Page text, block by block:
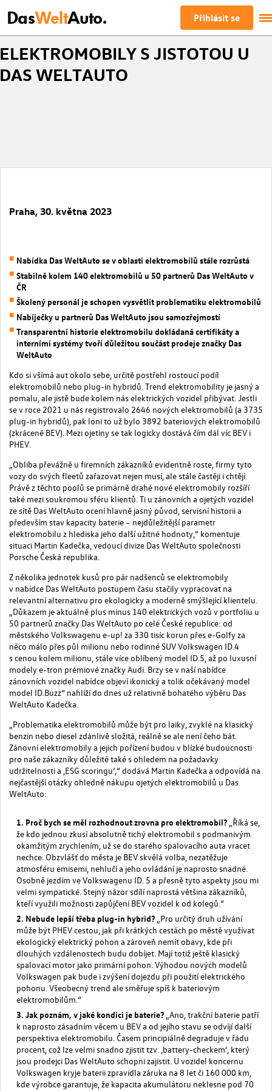
DasWeltAuto. Přihlásit se
ELEKTROMOBILY S JISTOTOU U
DAS WELTAUTO
Praha, 30. května 2023
Nabídka Das WeltAuto se v oblasti elektromobilů stále rozrůstá
Stabilně kolem 140 elektromobilů u 50 partnerů Das WeltAuto v
ČR
Školený personál je schopen vysvětlit problematiku elektromobilů
Nabíječky u partnerů Das WeltAuto jsou samozřejmostí
Transparentní historie elektromobilu dokládaná certifikáty a
interními systémy tvoří důležitou součást prodeje značky Das
WeltAuto
Kdo si všímá aut okolo sebe, určitě postřehl rostoucí podíl
elektromobilů nebo plug-in hybridů. Trend elektromobility je jasný a
pomalu, ale jistě bude kolem nás elektrických vozidel přibývat. Jestli
se v roce 2021 u nás registrovalo 2646 nových elektromobilů (a 3735
plug-in hybridů), pak loni to už bylo 3892 bateriových elektromobilů
(zkráceně BEV). Mezi ojetiny se tak logicky dostává čím dál víc BEV i
PHEV.
„Obliba převážně u firemních zákazníků evidentně roste, firmy tyto
vozy do svých fleetů zařazovat nejen musí, ale stále častěji i chtějí.
Právě z těchto poolů se primárně drahé nové elektromobily rozšíří
také mezi soukromou sféru klientů. Ti u zánovních a ojetých vozidel
ze sítě Das WeltAuto ocení hlavně jasný původ, servisní historii a
především stav kapacity baterie – nejdůležitější parametr
elektromobilu z hlediska jeho další užitné hodnoty,“ komentuje
situaci Martin Kadečka, vedoucí divize Das WeltAuto společnosti
Porsche Česká republika.
Z několika jednotek kusů pro pár nadšenců se elektromobily
v nabídce Das WeltAuto postupem času stačily vypracovat na
relevantní alternativu pro ekologicky a moderně smýšlející klientelu.
„Důkazem je aktuálně plus minus 140 elektrických vozů v portfoliu u
50 partnerů značky Das WeltAuto po celé České republice: od
městského Volkswagenu e-up! za 330 tisíc korun přes e-Golfy za
něco málo přes půl milionu nebo rodinné SUV Volkswagen ID.4
s cenou kolem milionu, stále více oblíbený model ID.5, až po luxusní
modely e-tron prémiové značky Audi. Brzy se v naší nabídce
zánovních vozidel nabídce objeví ikonický a tolik očekávaný model
model ID.Buzz“ nahlíží do dnes už relativně bohatého výběru Das
WeltAuto Kadečka.
„Problematika elektromobilů může být pro laiky, zvyklé na klasický
benzin nebo diesel zdánlivě složitá, reálně se ale není čeho bát.
Zánovní elektromobily a jejich pořízení budou v blízké budoucnosti
pro naše zákazníky důležité také s ohledem na požadavky
udržitelnosti a ‚ESG scoringu‘,“ dodává Martin Kadečka a odpovídá na
nejčastější otázky ohledně nákupu ojetých elektromobilů u Das
WeltAuto:
Proč bych se měl rozhodnout zrovna pro elektromobil? „Říká se,
že kdo jednou zkusí absolutně tichý elektromobil s podmanivým
okamžitým zrychlením, už se do starého spalovacího auta vracet
nechce. Obzvlášť do města je BEV skvělá volba, nezatěžuje
atmosféru emisemi, nehlučí a jeho ovládání je naprosto snadné.
Osobně jezdím ve Volkswagenu ID. 5 a přesně tyto aspekty jsou mi
velmi sympatické. Stejný názor sdílí naprostá většina zákazníků,
kteří využili možnosti zapůjčení BEV vozidel k od kolegů.“
Nebude lepší třeba plug-in hybrid? „Pro určitý druh užívání
může být PHEV cestou, jak při krátkých cestách po městě využívat
ekologický elektrický pohon a zároveň nemít obavy, kde při
dlouhých vzdálenostech budu dobíjet. Mají totiž ještě klasický
spalovací motor jako primární pohon. Výhodou nových modelů
Volkswagen pak bude i zvýšení dojezdu při použití elektrického
pohonu. Všeobecný trend ale směřuje spíš k bateriovým
elektromobilům.“
Jak poznám, v jaké kondici je baterie? „Ano, trakční baterie patří
k naprosto zásadním věcem u BEV a od jejího stavu se odvíjí další
perspektiva elektromobilu. Časem principiálně degraduje v řádu
procent, což lze velmi snadno zjistit tzv. ‚battery-checkem‘, který
jsou prodejci Das WeltAuto schopni zajistit. U vozidel koncernu
Volkswagen kryje baterii zpravidla záruka na 8 let či 160 000 km,
kde výrobce garantuje, že kapacita akumulátoru neklesne pod 70